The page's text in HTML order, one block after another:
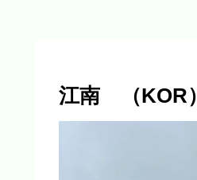
江南 （KOR）